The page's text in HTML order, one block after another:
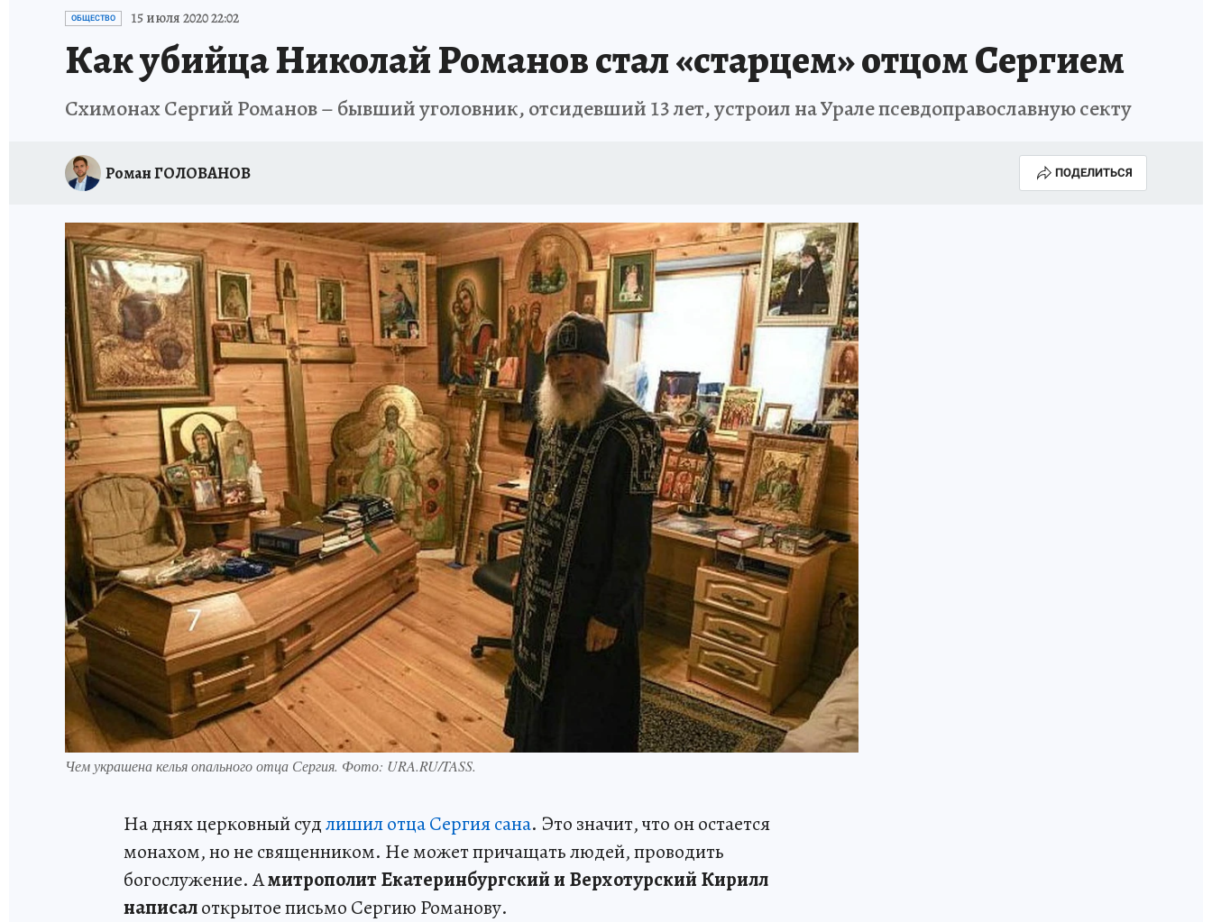
ИСПЫТАНО НА СЕБЕ
ОБЩЕСТВО 15 июля 2020 22:02
Как убийца Николай Романов стал «старцем» отцом Сергием
Схимонах Сергий Романов – бывший уголовник, отсидевший 13 лет, устроил на Урале псевдоправославную секту
Роман ГОЛОВАНОВ ПОДЕЛИТЬСЯ
Чем украшена келья опального отца Сергия. Фото: URA.RU/TASS.
На днях церковный судлишил отца Сергия сана. Это значит, что он остается
монахом, но не священником. Не может причащать людей, проводить
богослужение. Амитрополит Екатеринбургский и Верхотурский Кирилл
написалоткрытое письмо Сергию Романову.